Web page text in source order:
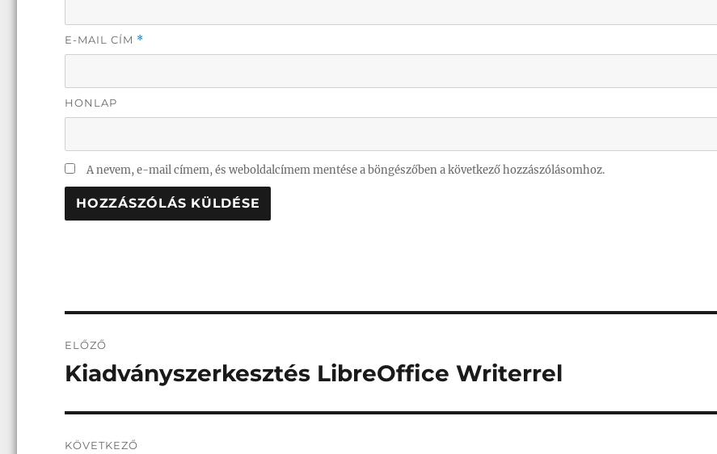
E-MAIL CÍM *
HONLAP
A nevem, e-mail címem, és weboldalcímem mentése a böngészőben a következő hozzászólásomhoz.
navigáció
ELŐZŐ
Korábbi
Kiadványszerkesztés LibreOffice Writerrel
KÖVETKEZŐ